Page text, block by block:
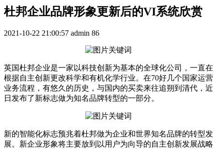
杜邦企业品牌形象更新后的VI系统欣赏
2021-10-22 21:00:57 admin 86
英国杜邦企业是一家以科技创新为基本的全球化公司，一直在
根据自主创新更改科学和有机化学行业。在70好几个国家运营
业务流程，有悠久的历史，与国内的买卖来往追朔到清代，近
日发布了新标志做为知名品牌转型的一部分。
新的智能化标志预兆着杜邦做为企业和世界知名品牌的转型发
展。新企业形象将主要放到以用户为向导的自主创新发展战略